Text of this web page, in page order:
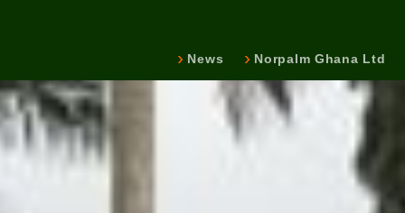
News Norpalm Ghana Ltd